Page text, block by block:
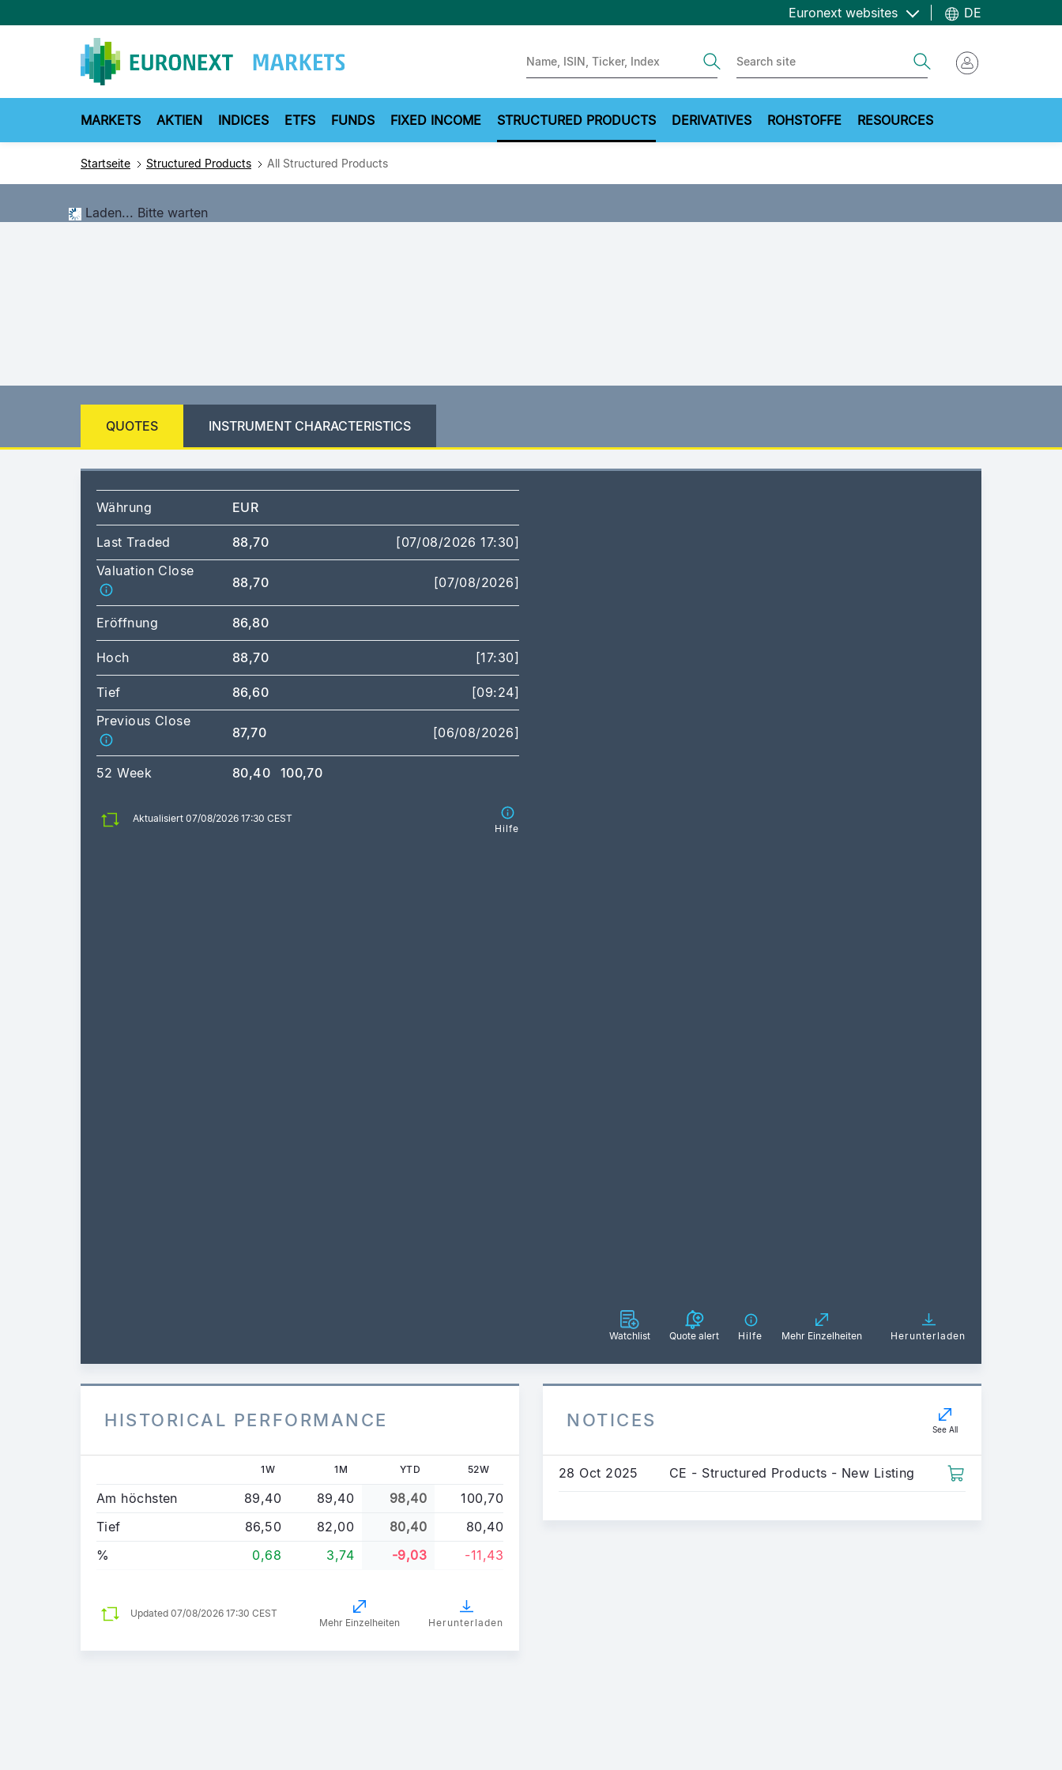
zum
Euronext websites DE
MARKETS AKTIEN INDICES ETFS FUNDS FIXED INCOME STRUCTURED PRODUCTS DERIVATIVES ROHSTOFFE RESOURCES
Startseite Structured Products All Structured Products
Laden... Bitte warten
QUOTES INSTRUMENT CHARACTERISTICS
Währung EUR
Last Traded 88,70
[07/08/2026 17:30]
Valuation Close
88,70 [07/08/2026]
Eröffnung 86,80
Hoch 88,70 [17:30]
Tief 86,60
[09:24]
Previous Close
87,70 [06/08/2026]
52 Week 80,40 100,70
Aktualisiert 07/08/2026 17:30 CEST
Hilfe
Watchlist Quote alert Hilfe Mehr Einzelheiten Herunterladen
HISTORICAL PERFORMANCE
1W 1M YTD 52W
Am höchsten 89,40 89,40 98,40
100,70
Tief
86,50 82,00 80,40
80,40
%
0,68 3,74 -9,03 -11,43
Updated 07/08/2026 17:30 CEST
Mehr Einzelheiten
Herunterladen
NOTICES See All
28 Oct 2025 CE - Structured Products - New Listing